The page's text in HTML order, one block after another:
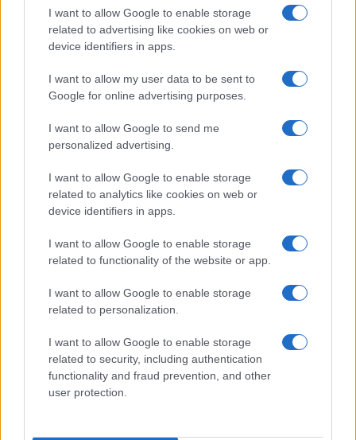
I want to allow Google to enable storage
related to advertising like cookies on web or
device identifiers in apps.
I want to allow my user data to be sent to
Google for online advertising purposes.
I want to allow Google to send me
personalized advertising.
I want to allow Google to enable storage
related to analytics like cookies on web or
device identifiers in apps.
I want to allow Google to enable storage
related to functionality of the website or app.
I want to allow Google to enable storage
related to personalization.
I want to allow Google to enable storage
related to security, including authentication
functionality and fraud prevention, and other
user protection.
La trasformazione di Argos: strategie per attrarre
Speed Friending in English: l’evento per fare amicizie
genuine a Verona
Cristian Castiglioni · 7 Ago 2026